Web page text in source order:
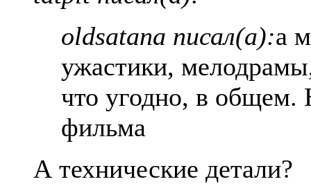
oldsatana писал(а):а
ужастики,
что угодно, в общем.
фильма
А технические детали?